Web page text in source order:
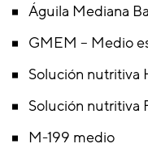
Águila Mediana
GMEM – Medio
Solución nutritiva
Solución nutritiva
M-199 medio